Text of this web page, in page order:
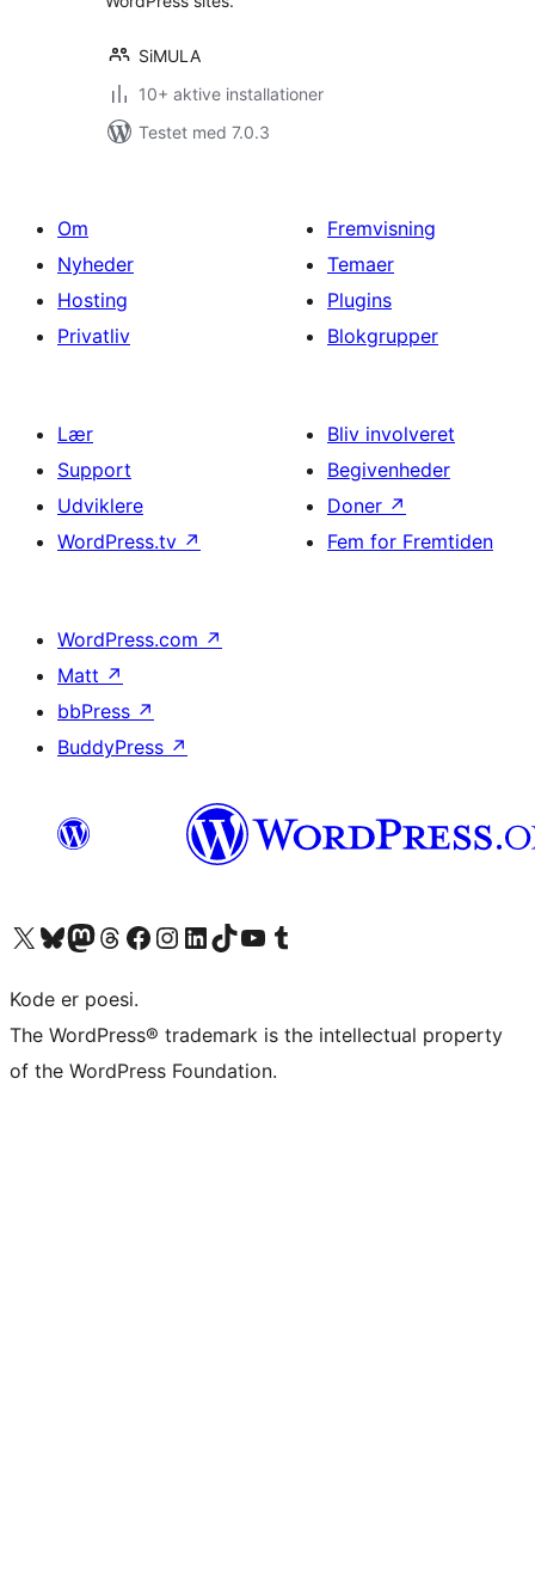
SiMULA
10+ aktive installationer
Testet med 7.0.3
Om
Nyheder
Hosting
Privatliv
Fremvisning
Temaer
Plugins
Blokgrupper
Lær
Support
Udviklere
WordPress.tv ↗
Bliv involveret
Begivenheder
Doner ↗
Fem for Fremtiden
WordPress.com ↗
Matt ↗
bbPress ↗
BuddyPress ↗
Besøg vores X (tidligere Twitter) konto
Besøg vores Bluesky-konto
Besøg vores Mastodon konto
Besøg vores Threads-konto
Besøg vores Facebook sideBesøg vores Instagram konto
Besøg vores LinkedIn konto
Besøg vores TikTok-konto
Besøg vores YouTube-kanalBesøg vores Tumblr-konto
Kode er poesi.
The WordPress® trademark is the intellectual property
of the WordPress Foundation.